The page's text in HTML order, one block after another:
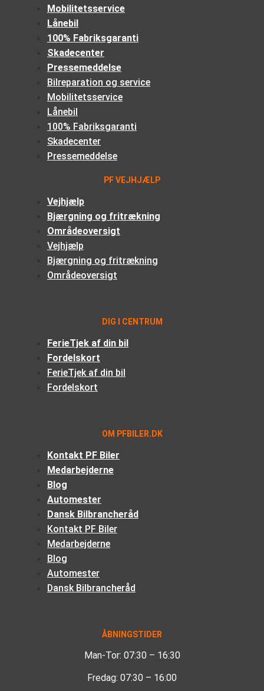
Mobilitetsservice
Lånebil
100% Fabriksgaranti
Skadecenter
Pressemeddelse
Bilreparation og service
Mobilitetsservice
Lånebil
100% Fabriksgaranti
Skadecenter
Pressemeddelse
PF VEJHJÆLP
Vejhjælp
Bjærgning og fritrækning
Områdeoversigt
Vejhjælp
Bjærgning og fritrækning
Områdeoversigt
DIG I CENTRUM
FerieTjek af din bil
Fordelskort
FerieTjek af din bil
Fordelskort
OM PFBILER.DK
Kontakt PF Biler
Medarbejderne
Blog
Automester
Dansk Bilbrancheråd
Kontakt PF Biler
Medarbejderne
Blog
Automester
Dansk Bilbrancheråd
ÅBNINGSTIDER
Man-Tor: 07:30 – 16:30
Fredag: 07:30 – 16:00